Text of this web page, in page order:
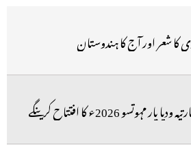
کا شعر اور آج کا ہندوستان
2026ء کا افتتاح کرینگے